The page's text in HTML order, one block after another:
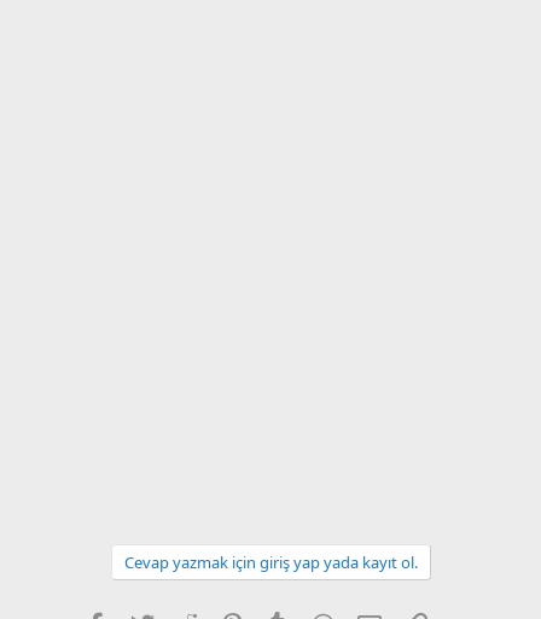
Cevap yazmak için giriş yap yada kayıt ol.